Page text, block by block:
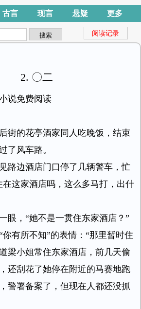
古言 现言 悬疑 更多
阅读记录
2. 〇二
说免费阅读
街的花亭酒家同人吃晚饭，结束
了风车路。
路边酒店门口停了几辆警车，忙
在这家酒店吗，这么多马打，出什
眼，“她不是一贯住东家酒店？”
有所不知”的表情：“那里暂时住
梁小姐常住东家酒店，前几天偷
还刮花了她停在附近的马赛地跑
警署备案了，但现在人都还没抓